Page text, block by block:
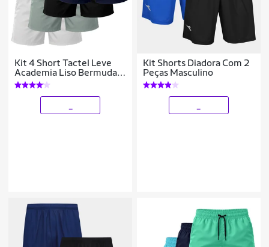
Kit 4 Short Tactel Leve
Academia Liso Bermuda
Masculina
Kit Shorts Diadora Com 2
Peças Masculino